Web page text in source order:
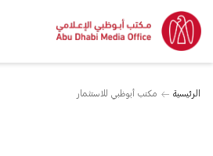
الرئيسية مكتب أبوظبي للاستثمار